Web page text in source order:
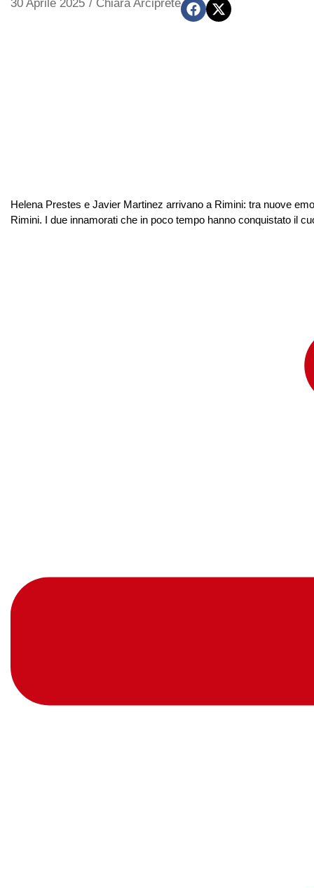
30 Aprile 2025 / Chiara Arciprete
Helena Prestes e Javier Martinez arrivano a Rimini: tra nuove
Rimini. I due innamorati che in poco tempo hanno conquistato il